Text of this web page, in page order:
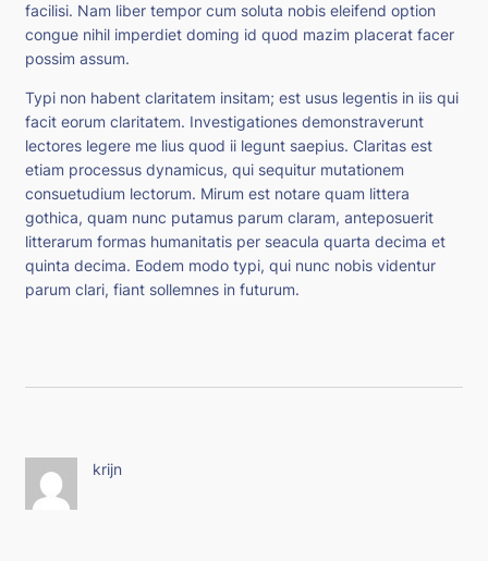
facilisi. Nam liber tempor cum soluta nobis eleifend option
congue nihil imperdiet doming id quod mazim placerat facer
possim assum.
Typi non habent claritatem insitam; est usus legentis in iis qui
facit eorum claritatem. Investigationes demonstraverunt
lectores legere me lius quod ii legunt saepius. Claritas est
etiam processus dynamicus, qui sequitur mutationem
consuetudium lectorum. Mirum est notare quam littera
gothica, quam nunc putamus parum claram, anteposuerit
litterarum formas humanitatis per seacula quarta decima et
quinta decima. Eodem modo typi, qui nunc nobis videntur
parum clari, fiant sollemnes in futurum.
krijn